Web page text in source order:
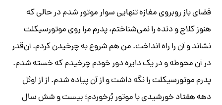
فضای باز روبروی مغازه تنهایی سوار موتور شدم در حالی که
هنوز کلاج و دنده را نمی‌شناختم، پدرم مرا روی موتورسیکلت
نشاند و آن را راه انداخت. من هم شروع به چرخیدن کردم. آن‌قدر
در آن محوطه و در یک دایره دور خودم چرخیدم که خسته شدم.
پدرم موتورسیکلت را نگه داشت و از آن پیاده شدم. از از اوئل
دهه هفتاد خورشیدی با موتور بُرخوردم؛ بیست و شش سال